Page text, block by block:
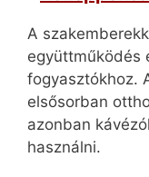
A
együttműködés
fogyasztókhoz.
elsősorban
azonban
használni.